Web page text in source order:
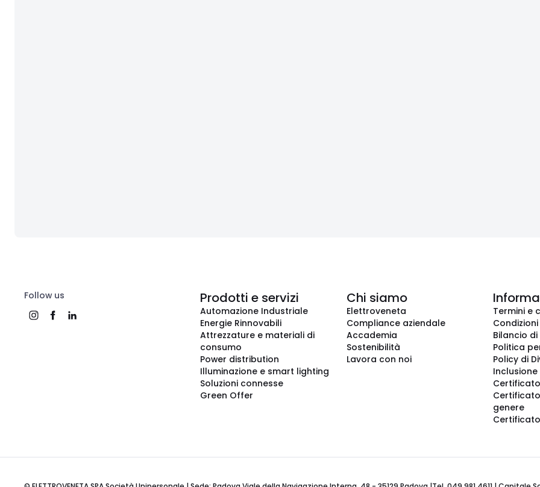
Follow us Prodotti e servizi
Automazione Industriale
Energie Rinnovabili
Attrezzature e materiali di
consumo
Power distribution
Illuminazione e smart lighting
Soluzioni connesse
Green Offer
Chi siamo
Elettroveneta
Compliance aziendale
Accademia
Sostenibilità
Lavora con noi
Termini e
Bilancio
Politica
Policy di
Inclusione
genere
Certificato